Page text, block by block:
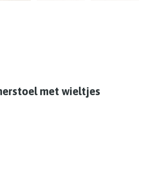
met wieltjes